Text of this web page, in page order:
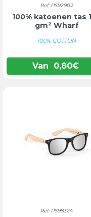
Ref: PS92902
100% katoenen tas
gm² Wharf
100% COTTON
Van 0,80€
Ref: PS98324